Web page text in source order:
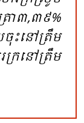
ា​៣,៣៩%
ះ​នៅ​ត្រឹម​
នៅ​ត្រឹម​